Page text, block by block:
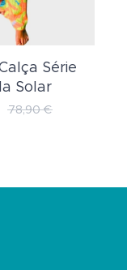
Série
Solar
78,90€